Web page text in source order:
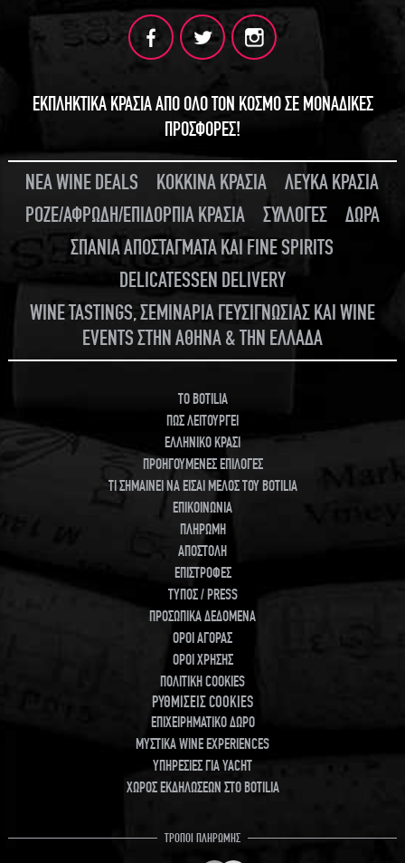
ΕΚΠΛΗΚΤΙΚΑ ΚΡΑΣΙΑ ΑΠΟ ΟΛΟ ΤΟΝ ΚΟΣΜΟ ΣΕ ΜΟΝΑΔΙΚΕΣ
ΠΡΟΣΦΟΡΕΣ!
ΝΕΑ WINE DEALS ΚΟΚΚΙΝΑ ΚΡΑΣΙΑ
ΛΕΥΚΑ ΚΡΑΣΙΑ
ΡΟΖΕ/ΑΦΡΩΔΗ/ΕΠΙΔΟΡΠΙΑ ΚΡΑΣΙΑ
ΣΥΛΛΟΓΕΣ
ΔΩΡΑ
ΣΠΑΝΙΑ ΑΠΟΣΤΑΓΜΑΤΑ ΚΑΙ FINE SPIRITS
DELICATESSEN DELIVERY
WINE TASTINGS, ΣΕΜΙΝΑΡΙΑ ΓΕΥΣΙΓΝΩΣΙΑΣ ΚΑΙ WINE
EVENTS ΣΤΗΝ ΑΘΗΝΑ & ΤΗΝ ΕΛΛΑΔΑ
TO BOTILIA
ΠΩΣ ΛΕΙΤΟΥΡΓΕΙ
ΕΛΛΗΝΙΚΟ ΚΡΑΣΙ
ΠΡΟΗΓΟΥΜΕΝΕΣ ΕΠΙΛΟΓΕΣ
ΤΙ ΣΗΜΑΙΝΕΙ ΝΑ ΕΙΣΑΙ ΜΕΛΟΣ ΤΟΥ BOTILIA
ΕΠΙΚΟΙΝΩΝΙΑ
ΠΛΗΡΩΜΗ
ΑΠΟΣΤΟΛΗ
ΕΠΙΣΤΡΟΦΕΣ
ΤΥΠΟΣ / PRESS
ΠΡΟΣΩΠΙΚΑ ΔΕΔΟΜΕΝΑ
ΟΡΟΙ ΑΓΟΡΑΣ
ΟΡΟΙ ΧΡΗΣΗΣ
ΠΟΛΙΤΙΚΗ COOKIES
ΡΥΘΜΙΣΕΙΣ COOKIES
ΕΠΙΧΕΙΡΗΜΑΤΙΚΟ ΔΩΡΟ
ΜΥΣΤΙΚΑ WINE EXPERIENCES
ΥΠΗΡΕΣΙΕΣ ΓΙΑ YACHT
ΧΩΡΟΣ ΕΚΔΗΛΩΣΕΩΝ ΣΤΟ BOTILIA
ΤΡΟΠΟΙ ΠΛΗΡΩΜΗΣ